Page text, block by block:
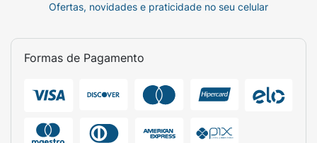
Ofertas, novidades e praticidade no seu celular
Formas de Pagamento